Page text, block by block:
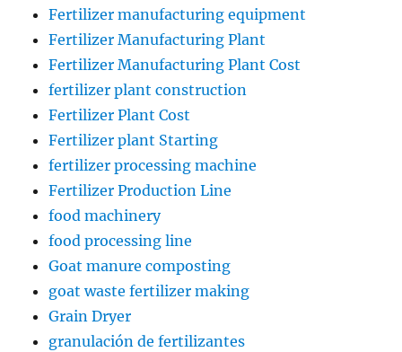
Fertilizer manufacturing equipment
Fertilizer Manufacturing Plant
Fertilizer Manufacturing Plant Cost
fertilizer plant construction
Fertilizer Plant Cost
Fertilizer plant Starting
fertilizer processing machine
Fertilizer Production Line
food machinery
food processing line
Goat manure composting
goat waste fertilizer making
Grain Dryer
granulación de fertilizantes